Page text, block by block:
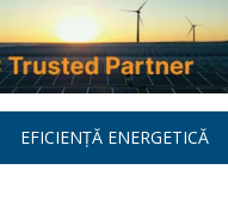
EFICIENȚĂ ENERGETICĂ